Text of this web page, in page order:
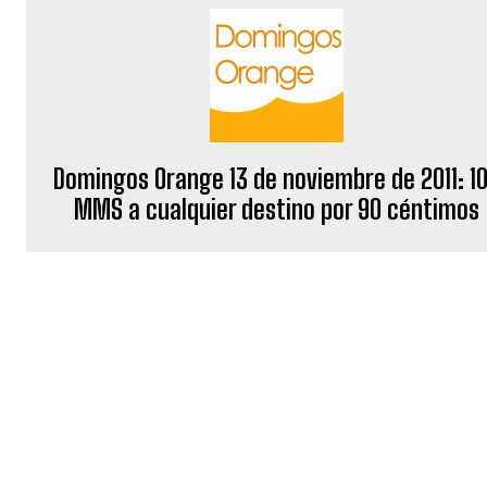
Domingos Orange 13 de noviembre de 2011:
MMS a cualquier destino por 90 céntimos